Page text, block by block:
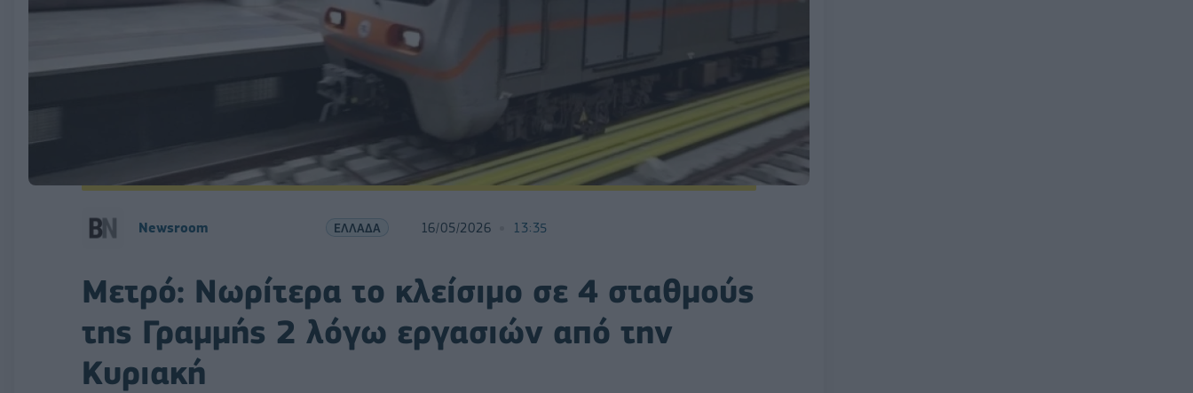
Newsroom ΕΛΛΑΔΑ 16/05/2026 13:35
Μετρό: Νωρίτερα το κλείσιμο σε 4 σταθμούς
της Γραμμής 2 λόγω εργασιών από την
Κυριακή